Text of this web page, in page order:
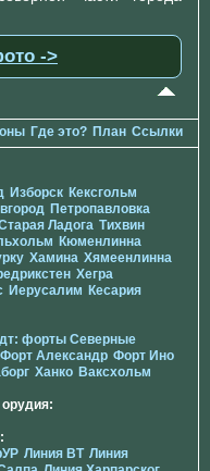
->
Где это? План Ссылки
Изборск Кексгольм
Петропавловка
Ладога Тихвин
Кюменлинна
Хамина Хямеенлинна
Хегра
Иерусалим Кесария
форты Северные
Форт Александр Форт Ино
Ханко Ваксхольм
Линия ВТ Линия